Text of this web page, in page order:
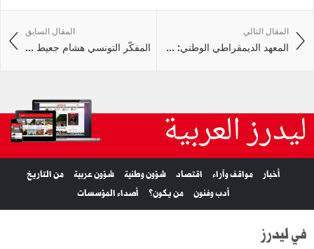
المقال السابق
المفكّر التونسي هشام جعيط ...
المقال التالي
المعهد الديمقراطي الوطني: ...
ليدرز العربية
أخبار مواقف وآراء اقتصاد شؤون وطنية شؤون عربية
من التاريخ
أدب وفنون
من يكون؟ أصداء المؤسسات
في ليدرز